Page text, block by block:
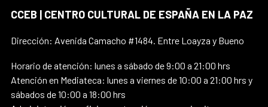
CCEB | CENTRO CULTURAL DE ESPAÑA EN LA PAZ
Dirección: Avenida Camacho #1484. Entre Loayza y Bueno
Horario de atención: lunes a sábado de 9:00 a 21:00 hrs
Atención en Mediateca: lunes a viernes de 10:00 a 21:00 hrs y
sábados de 10:00 a 18:00 hrs